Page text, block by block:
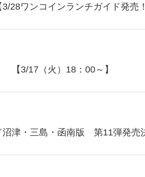
28ワンコインランチガイド発売
3/17（火）18：00～】
沼津・三島・函南版 第11弾発売